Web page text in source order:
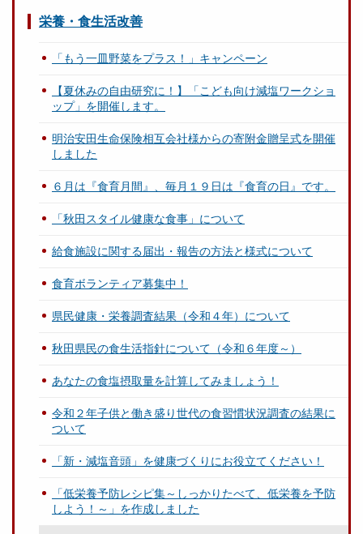
栄養・食生活改善
「もう一皿野菜をプラス！」キャンペーン
【夏休みの自由研究に！】「こども向け減塩ワークショ
ップ」を開催します。
明治安田生命保険相互会社様からの寄附金贈呈式を開催
しました
６月は『食育月間』、毎月１９日は『食育の日』です。
「秋田スタイル健康な食事」について
給食施設に関する届出・報告の方法と様式について
食育ボランティア募集中！
県民健康・栄養調査結果（令和４年）について
秋田県民の食生活指針について（令和６年度～）
あなたの食塩摂取量を計算してみましょう！
令和２年子供と働き盛り世代の食習慣状況調査の結果に
ついて
「新・減塩音頭」を健康づくりにお役立てください！
「低栄養予防レシピ集～しっかりたべて、低栄養を予防
しよう！～」を作成しました